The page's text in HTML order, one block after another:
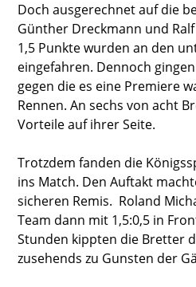
Doch ausgerechnet auf die
Günther Dreckmann und
1,5 Punkte wurden an den
eingefahren. Dennoch
gegen die es eine Premiere
Rennen. An sechs von acht
Vorteile auf ihrer Seite.
Trotzdem fanden die
ins Match. Den Auftakt
sicheren Remis. Roland
Team dann mit 1,5:0,5 in
Stunden kippten die Bretter
zusehends zu Gunsten der